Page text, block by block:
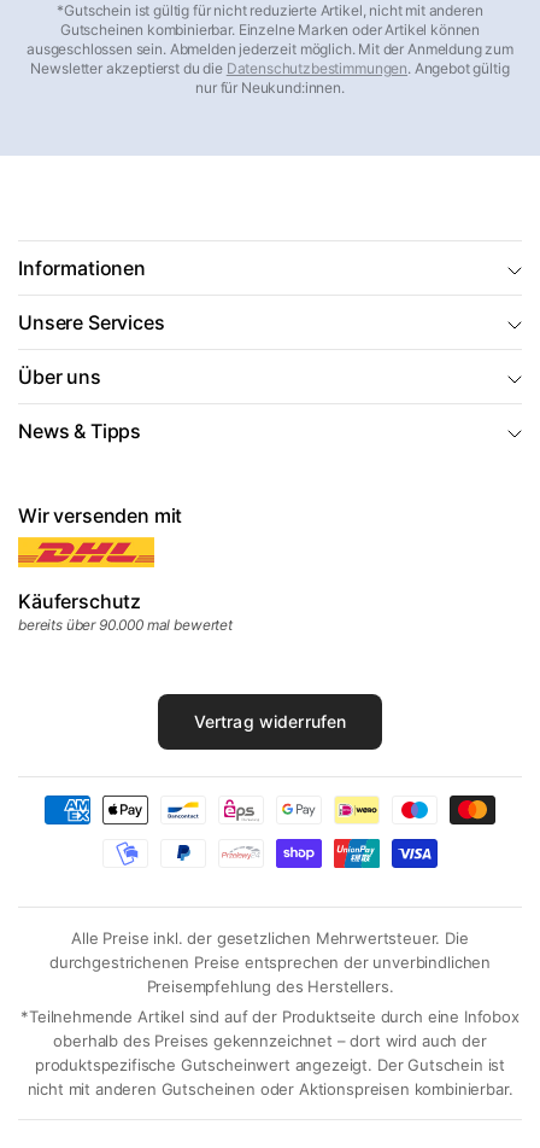
*Gutschein ist gültig für nicht reduzierte Artikel, nicht mit anderen
Gutscheinen kombinierbar. Einzelne Marken oder Artikel können
ausgeschlossen sein. Abmelden jederzeit möglich. Mit der Anmeldung zum
Newsletter akzeptierst du die Datenschutzbestimmungen. Angebot gültig
nur für Neukund:innen.
Informationen
Unsere Services
Über uns
News & Tipps
Wir versenden mit
Käuferschutz
bereits über 90.000 mal bewertet
Vertrag widerrufen
Alle Preise inkl. der gesetzlichen Mehrwertsteuer. Die
durchgestrichenen Preise entsprechen der unverbindlichen
Preisempfehlung des Herstellers.
*Teilnehmende Artikel sind auf der Produktseite durch eine Infobox
oberhalb des Preises gekennzeichnet – dort wird auch der
produktspezifische Gutscheinwert angezeigt. Der Gutschein ist
nicht mit anderen Gutscheinen oder Aktionspreisen kombinierbar.